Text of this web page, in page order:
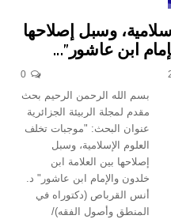
وسبل إصلاحها
ابن عاشور”…
بسم الله الرحمن الرحيم بحث
مقدم لمجلة الربيئة الجزائرية
عنوان البحث: "موجبات تخلف
العلوم الإسلامية، وسبل
إصلاحها بين العلامة ابن
خلدون والإمام ابن عاشور" د.
أنس القرباص (دكتوراه في
المنطق وأصول الفقه)/